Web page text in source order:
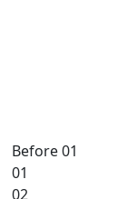
Before 01
01
02